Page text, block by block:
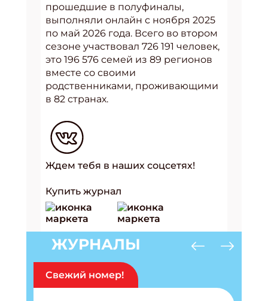
прошедшие в полуфиналы,
выполняли онлайн с ноября 2025
по май 2026 года. Всего во втором
сезоне участвовал 726 191 человек,
это 196 576 семей из 89 регионов
вместе со своими
родственниками, проживающими
в 82 странах.
Ждем тебя в наших соцсетях!
Купить журнал
ЖУРНАЛЫ
Свежий номер!